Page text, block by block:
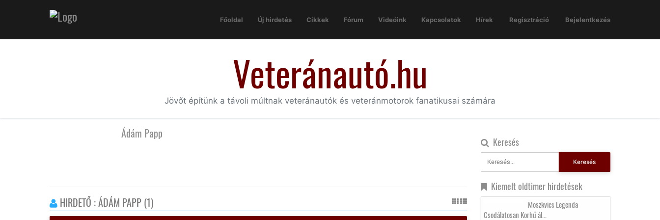
Főoldal Új hirdetés Cikkek Fórum Videóink Kapcsolatok Hírek Regisztráció Bejelentkezés
Veteránautó.hu
Jövőt építünk a távoli múltnak veteránautók és veteránmotorok fanatikusai számára
Ádám Papp
HIRDETŐ : ÁDÁM PAPP (1)
Keresés
Keresés
Kiemelt oldtimer hirdetések
Moszkvics Legenda
Csodálatosan Korhű ál...